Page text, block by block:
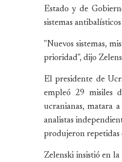
Estado y de
sistemas
"Nuevos sistemas,
prioridad", dijo
El presidente de
empleó 29 misiles
ucranianas, matara
analistas
produjeron repetidas
Zelenski insistió en